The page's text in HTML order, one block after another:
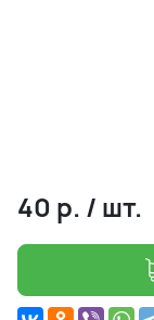
40 р. / шт.